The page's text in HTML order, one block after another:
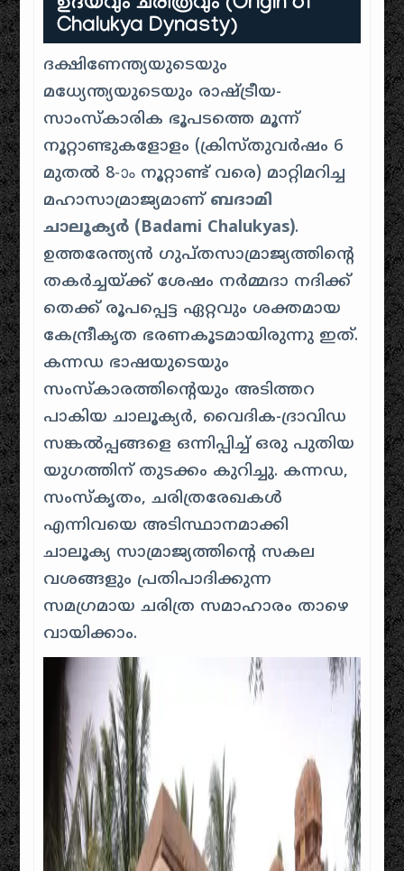
ഉദയവും ചരിത്രവും (Origin of
Chalukya Dynasty)
ദക്ഷിണേന്ത്യയുടെയും
മധ്യേന്ത്യയുടെയും രാഷ്ട്രീയ-
സാംസ്കാരിക ഭൂപടത്തെ മൂന്ന്
നൂറ്റാണ്ടുകളോളം (ക്രിസ്തുവർഷം 6
മുതൽ 8-ാം നൂറ്റാണ്ട് വരെ) മാറ്റിമറിച്ച
മഹാസാമ്രാജ്യമാണ് ബദാമി
ചാലൂക്യർ (Badami Chalukyas).
ഉത്തരേന്ത്യൻ ഗുപ്തസാമ്രാജ്യത്തിന്റെ
തകർച്ചയ്ക്ക് ശേഷം നർമ്മദാ നദിക്ക്
തെക്ക് രൂപപ്പെട്ട ഏറ്റവും ശക്തമായ
കേന്ദ്രീകൃത ഭരണകൂടമായിരുന്നു ഇത്.
കന്നഡ ഭാഷയുടെയും
സംസ്കാരത്തിന്റെയും അടിത്തറ
പാകിയ ചാലൂക്യർ, വൈദിക-ദ്രാവിഡ
സങ്കൽപ്പങ്ങളെ ഒന്നിപ്പിച്ച് ഒരു പുതിയ
യുഗത്തിന് തുടക്കം കുറിച്ചു. കന്നഡ,
സംസ്കൃതം, ചരിത്രരേഖകൾ
എന്നിവയെ അടിസ്ഥാനമാക്കി
ചാലൂക്യ സാമ്രാജ്യത്തിന്റെ സകല
വശങ്ങളും പ്രതിപാദിക്കുന്ന
സമഗ്രമായ ചരിത്ര സമാഹാരം താഴെ
വായിക്കാം.